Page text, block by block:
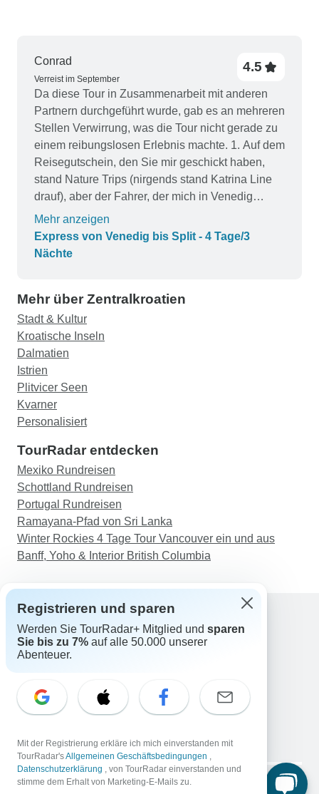
Conrad
Verreist im September
4.5
Da diese Tour in Zusammenarbeit mit anderen
Partnern durchgeführt wurde, gab es an mehreren
Stellen Verwirrung, was die Tour nicht gerade zu
einem reibungslosen Erlebnis machte. 1. Auf dem
Reisegutschein, den Sie mir geschickt haben,
stand Nature Trips (nirgends stand Katrina Line
drauf), aber der Fahrer, der mich in Venedig
abgeholt hat, war von Katrina Line 2. Das Hotel in
Opatija konnte mich zunächst nicht ausfindig
machen und hatte keine Ahnung, wer Tour Radar
wusste, und die Reservierung, für die sie mich
gebucht hatten, wurde für den 11. September im
Jahr 2020 und nicht 2019 vorgenommen. 3. Der
Reiseleiter, der mich von den Plitvicer Seen
abgeholt hat, war zwar sehr nett, wusste aber
nicht, dass ich Teil der Gruppe war. Sie hätten
mich besser informieren sollen, zu welcher
Reisegruppe ich gehörte, so dass sie zu jedem
mit Ihren Reisepartnern kommunizierten. Ich war
allein unterwegs und hatte niemanden, an den
ich mich wenden konnte. Der Grund, warum ich
bei Ihnen gebucht habe, war, dass ich mich nicht
so sehr um meine Reise- und
Unterbringungsvorkehrungen kümmern musste,
und da haben Sie versagt. Ich wäre besser dran
Allerdings waren alle Reiseleiter sehr nett und
ausgezeichnet.
Mehr anzeigen
Express von Venedig bis Split - 4 Tage/3
Nächte
Mehr über Zentralkroatien
Stadt & Kultur
Kroatische Inseln
Dalmatien
Istrien
Plitvicer Seen
Kvarner
Personalisiert
TourRadar entdecken
Mexiko Rundreisen
Schottland Rundreisen
Portugal Rundreisen
Ramayana-Pfad von Sri Lanka
Winter Rockies 4 Tage Tour Vancouver ein und aus
Banff, Yoho & Interior British Columbia
Support
Kontakt
Schweiz +41 225 183 195
E-Mail: support@tourradar.com
EN DE ES FR NL
Copyright © TourRadar. Alle Rechte vorbehalten.
Registrieren und sparen
Werden Sie TourRadar+ Mitglied und sparen
Sie bis zu 7% auf alle 50.000 unserer
Abenteuer.
Mit der Registrierung erkläre ich mich einverstanden mit
TourRadar'sAllgemeinen Geschäftsbedingungen ,
Datenschutzerklärung , von TourRadar einverstanden und
stimme dem Erhalt von Marketing-E-Mails zu.